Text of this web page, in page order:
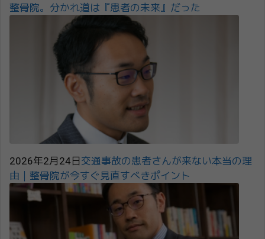
整骨院。分かれ道は『患者の未来』だった
2026年2月24日 交通事故の患者さんが来ない本当の理
由｜整骨院が今すぐ見直すべきポイント